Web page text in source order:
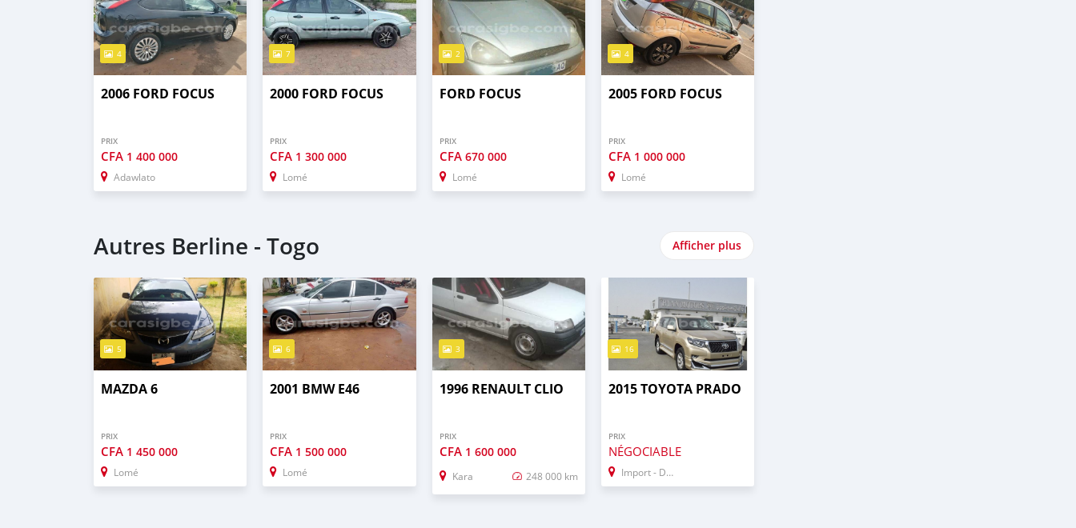
4
2006 FORD FOCUS
PRIX
CFA 1 400 000
Adawlato
7
2000 FORD FOCUS
PRIX
CFA 1 300 000
Lomé
2
FORD FOCUS
PRIX
CFA 670 000
Lomé
4
2005 FORD FOCUS
PRIX
CFA 1 000 000
Lomé
Autres Berline - Togo Afficher plus
5
MAZDA 6
PRIX
CFA 1 450 000
Lomé
6
2001 BMW E46
PRIX
CFA 1 500 000
Lomé
3
1996 RENAULT CLIO
PRIX
CFA 1 600 000
Kara 248 000 km
16
2015 TOYOTA PRADO
PRIX
NÉGOCIABLE
Import - Dubai